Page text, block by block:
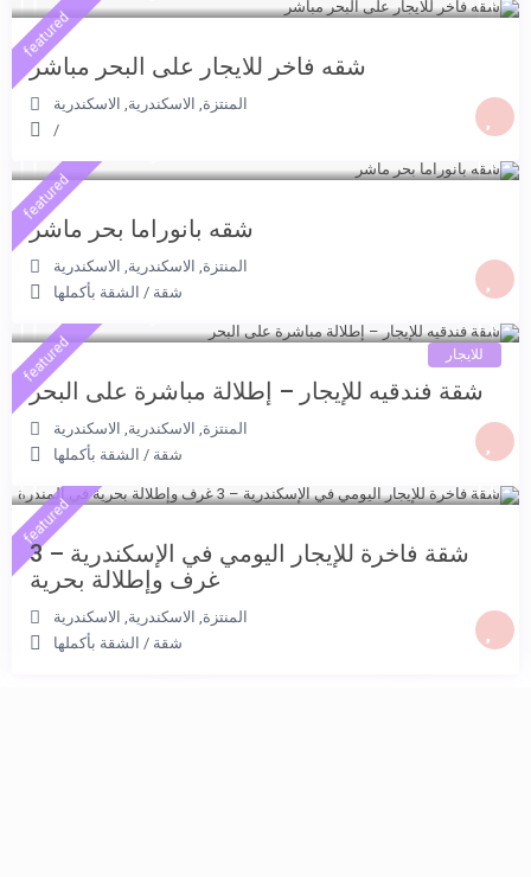
2.000 جنيه /per night
شقة فندقية بالاسكندرية
featured
شقه فاخر للايجار على البحر مباشر
المنتزة, الاسكندرية, الاسكندرية
/
featured
شقه بانوراما بحر ماشر
المنتزة, الاسكندرية, الاسكندرية
شقة / الشقة بأكملها5.500 جنيه
featured للايجار
شقة فندقيه للإيجار – إطلالة مباشرة على البحر
المنتزة, الاسكندرية, الاسكندرية
شقة / الشقة بأكملها5.500 جنيه
featured
شقة فاخرة للإيجار اليومي في الإسكندرية – 3
غرف وإطلالة بحرية
المنتزة, الاسكندرية, الاسكندرية
شقة / الشقة بأكملها